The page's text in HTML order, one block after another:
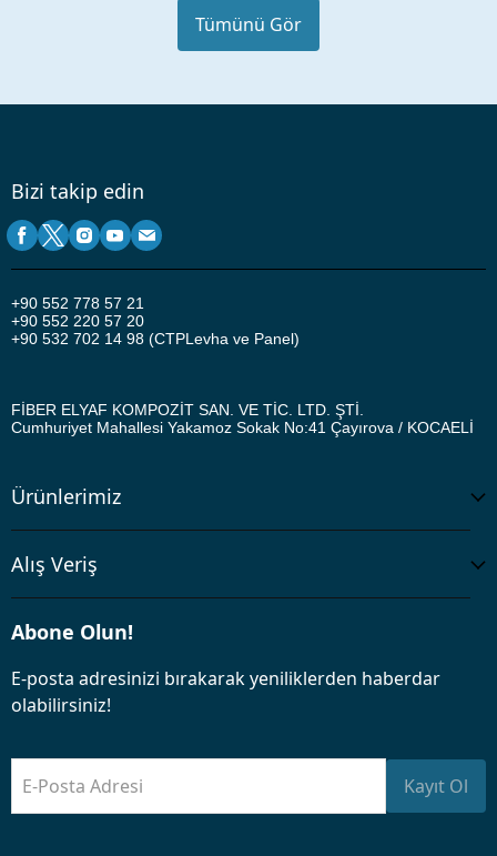
Tümünü Gör
Bizi takip edin
+90 552 778 57 21
+90 552 220 57 20
+90 532 702 14 98 (CTPLevha ve Panel)
FİBER ELYAF KOMPOZİT SAN. VE TİC. LTD. ŞTİ.
Cumhuriyet Mahallesi Yakamoz Sokak No:41 Çayırova / KOCAELİ
Ürünlerimiz
Alış Veriş
Abone Olun!
E-posta adresinizi bırakarak yeniliklerden haberdar
olabilirsiniz!
E-Posta Adresi Kayıt Ol